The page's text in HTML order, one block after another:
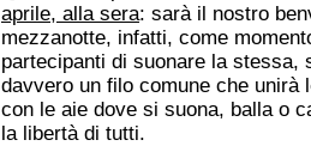
aprile, alla sera: sarà il nostro
mezzanotte, infatti, come
partecipanti di suonare la
davvero un filo comune che
con le aie dove si suona, balla o
la libertà di tutti.